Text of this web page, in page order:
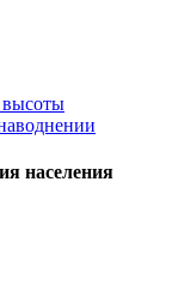
населения